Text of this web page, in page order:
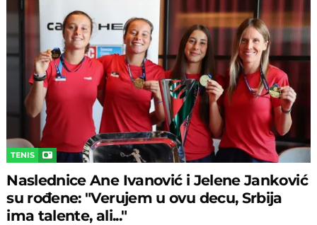
TENIS
Naslednice Ane Ivanović i Jelene Janković
su rođene: "Verujem u ovu decu, Srbija
ima talente, ali..."